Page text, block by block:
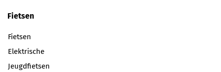
Fietsen
Fietsen
Elektrische
Jeugdfietsen